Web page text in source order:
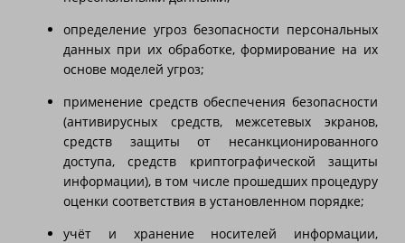
определение угроз безопасности персональных
данных при их обработке, формирование на их
основе моделей угроз;
применение средств обеспечения безопасности
(антивирусных средств, межсетевых экранов,
средств защиты от несанкционированного
доступа, средств криптографической защиты
информации), в том числе прошедших процедуру
оценки соответствия в установленном порядке;
учёт и хранение носителей информации,